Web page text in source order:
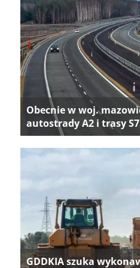
Obecnie w woj.
autostrady A2 i trasy
GDDKIA szuka